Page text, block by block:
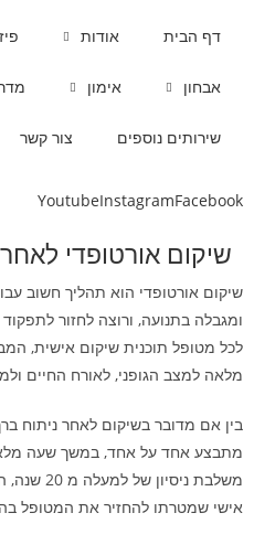
דף הבית
אודות
אבחון אימון
שירותים נוספים צור קשר
Facebook
Instagram
Youtube
שיקום אורטופדי
שיקום אורטופדי הוא תהליך חשוב
ומגבלה בתנועה, ורוצה לחזור לתפקוד
לכל מטופל תוכנית שיקום אישית,
מלאה למצב הגופני, לאורח החיים
בין אם מדובר בשיקום לאחר ניתוח
מתבצע אחד על אחד, במשך שעה
משלבת
אישי שמטרתו להחזיר את המטופל